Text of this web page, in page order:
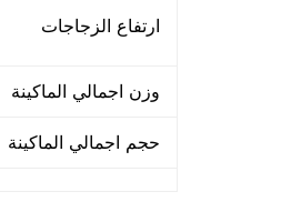
ارتفاع الزجاجات
وزن اجمالي الماكينة
حجم اجمالي الماكينة